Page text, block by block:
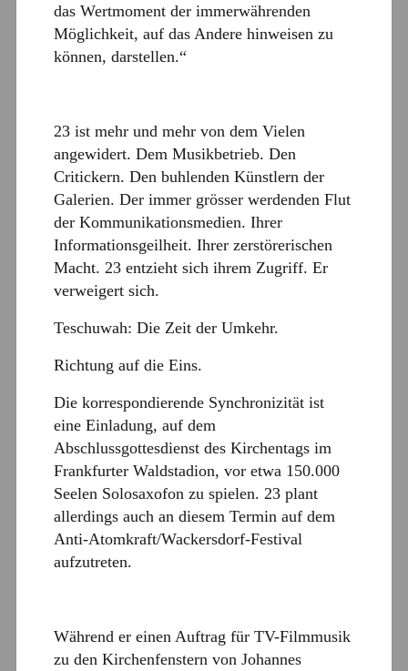
das Wertmoment der immerwährenden
Möglichkeit, auf das Andere hinweisen zu
können, darstellen.“
23 ist mehr und mehr von dem Vielen
angewidert. Dem Musikbetrieb. Den
Critickern. Den buhlenden Künstlern der
Galerien. Der immer grösser werdenden Flut
der Kommunikationsmedien. Ihrer
Informationsgeilheit. Ihrer zerstörerischen
Macht. 23 entzieht sich ihrem Zugriff. Er
verweigert sich.
Teschuwah: Die Zeit der Umkehr.
Richtung auf die Eins.
Die korrespondierende Synchronizität ist
eine Einladung, auf dem
Abschlussgottesdienst des Kirchentags im
Frankfurter Waldstadion, vor etwa 150.000
Seelen Solosaxofon zu spielen. 23 plant
allerdings auch an diesem Termin auf dem
Anti-Atomkraft/Wackersdorf-Festival
aufzutreten.
Während er einen Auftrag für TV-Filmmusik
zu den Kirchenfenstern von Johannes